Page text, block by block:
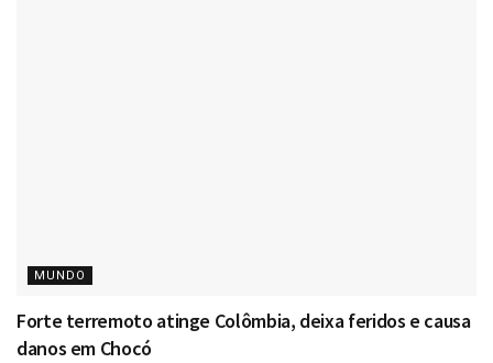
MUNDO
Forte terremoto atinge Colômbia, deixa feridos e causa
danos em Chocó